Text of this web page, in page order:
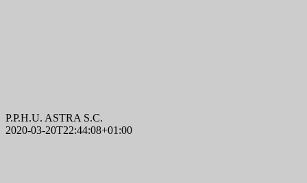
P.P.H.U. ASTRA S.C.
2020-03-20T22:44:08+01:00